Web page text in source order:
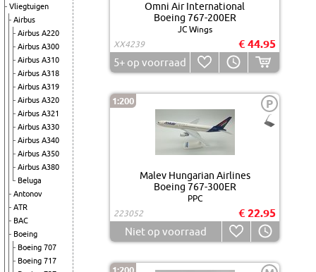
Vliegtuigen
Airbus
Airbus A220
Airbus A300
Airbus A310
Airbus A318
Airbus A319
Airbus A320
Airbus A321
Airbus A330
Airbus A340
Airbus A350
Airbus A380
Beluga
Antonov
ATR
BAC
Boeing
Boeing 707
Boeing 717
Omni Air International
Boeing 767-200ER
JC Wings
XX4239
€ 44.95
5+ op voorraad
1:200 P
Malev Hungarian Airlines
Boeing 767-300ER
PPC
223052
€ 22.95
Niet op voorraad
1:200